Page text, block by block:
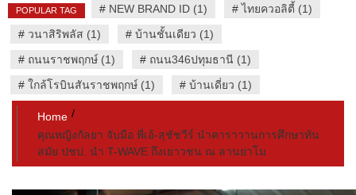
POPULAR TAG # NEW BRAND ID (1) #ไทยควอลิตี้ (1)
# วนาสิริพลัส (1) # บ้านชั้นเดียว (1)
# ถนนราชพฤกษ์ (1) # ถนน346ปทุมธานี (1)
# ใกล้โรบินสันราชพฤกษ์ (1) # บ้านเดี่ยว (1)
Home
คุณหญิงกัลยา จับมือ พี่เอ้-สุชัชวีร์ นำคาราวานการศึกษาทัน
สมัย ปชป. นำ T-WAVE ถึงเยาวชน ณ ลานย่าโม